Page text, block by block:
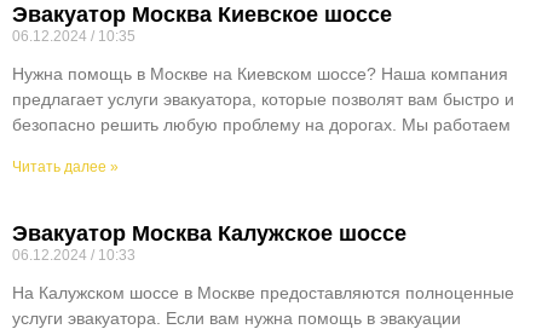
Эвакуатор Москва Киевское шоссе
06.12.2024 10:35
Нужна помощь в Москве на Киевском шоссе? Наша компания
предлагает услуги эвакуатора, которые позволят вам быстро и
безопасно решить любую проблему на дорогах. Мы работаем
Читать далее »
Эвакуатор Москва Калужское шоссе
06.12.2024 10:33
На Калужском шоссе в Москве предоставляются полноценные
услуги эвакуатора. Если вам нужна помощь в эвакуации